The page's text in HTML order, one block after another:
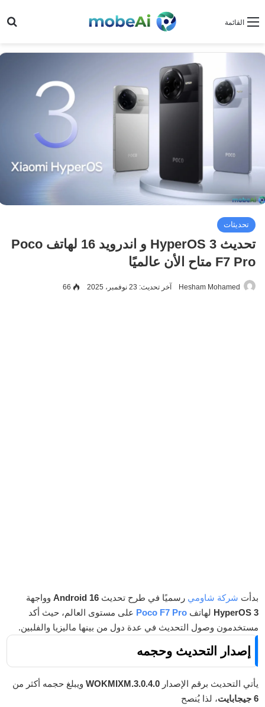
القائمة
تحديثات
تحديث HyperOS 3 و اندرويد 16 لهاتف Poco
F7 Pro متاح الأن عالميًا
Hesham Mohamed آخر تحديث: 23 نوفمبر، 2025 66
بدأت شركة شاومي رسميًا في طرح تحديث Android 16 وواجهة
HyperOS 3 لهاتف Poco F7 Pro على مستوى العالم، حيث أكد
مستخدمون وصول التحديث في عدة دول من بينها ماليزيا والفلبين.
إصدار التحديث وحجمه
يأتي التحديث برقم الإصدار 3.0.4.0.WOKMIXM
ويبلغ حجمه أكثر من
6 جيجابايت
، لذا يُنصح